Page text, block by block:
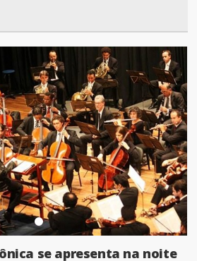
se apresenta na noite